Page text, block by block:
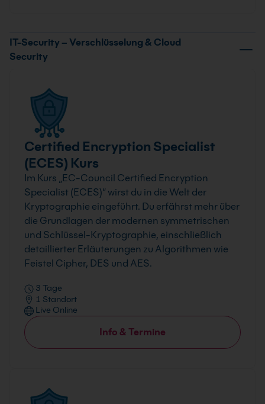
IT-Security – Verschlüsselung & Cloud
Security
Certified Encryption Specialist
(ECES) Kurs
Im Kurs „EC-Council Certified Encryption
Specialist (ECES)“ wirst du in die Welt der
Kryptographie eingeführt. Du erfährst mehr über
die Grundlagen der modernen symmetrischen
und Schlüssel-Kryptographie, einschließlich
detaillierter Erläuterungen zu Algorithmen wie
Feistel Cipher, DES und AES.
3 Tage
1 Standort
Live Online
Info & Termine